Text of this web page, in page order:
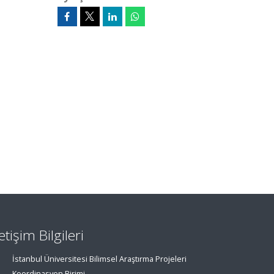
Bilgileri
İstanbul Üniversitesi Bilimsel Araştırma Projeleri